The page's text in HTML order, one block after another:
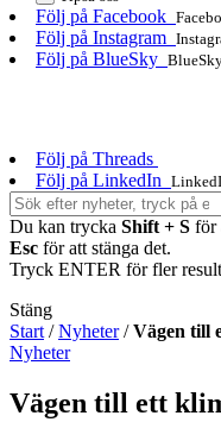
Följ på Facebook
Följ på Instagram
Följ på BlueSky
Följ på Threads
Följ på LinkedIn
Du kan trycka Shift + S för
Esc för att stänga det.
Tryck ENTER för fler
Stäng
Start /Nyheter/Vägen till
Nyheter
Vägen till ett